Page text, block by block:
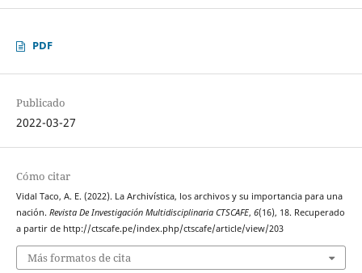
PDF
Publicado
2022-03-27
Cómo citar
Vidal Taco, A. E. (2022). La Archivística, los archivos y su importancia para una
nación. Revista De Investigación Multidisciplinaria CTSCAFE, 6(16), 18. Recuperado
a partir de http://ctscafe.pe/index.php/ctscafe/article/view/203
Más formatos de cita